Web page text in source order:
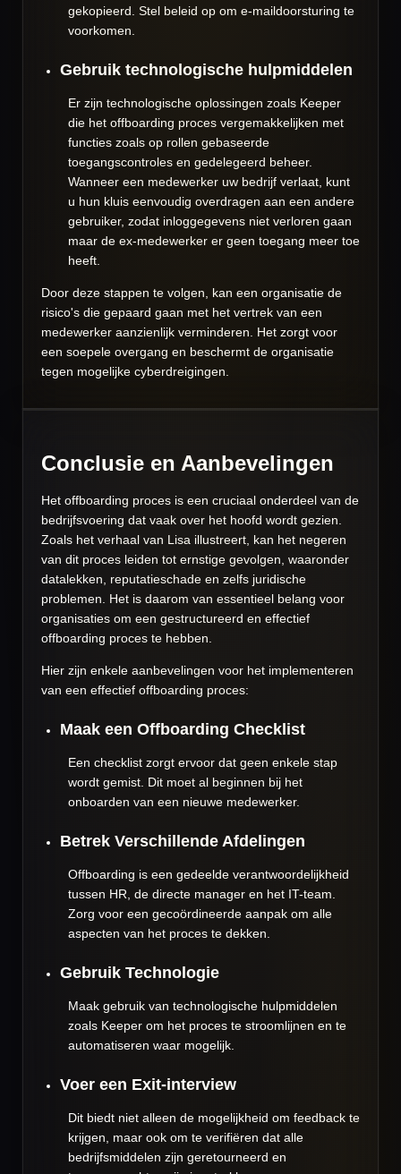
gekopieerd. Stel beleid op om e-maildoorsturing te
voorkomen.
Gebruik technologische hulpmiddelen
Er zijn technologische oplossingen zoals Keeper
die het offboarding proces vergemakkelijken met
functies zoals op rollen gebaseerde
toegangscontroles en gedelegeerd beheer.
Wanneer een medewerker uw bedrijf verlaat, kunt
u hun kluis eenvoudig overdragen aan een andere
gebruiker, zodat inloggegevens niet verloren gaan
maar de ex-medewerker er geen toegang meer toe
heeft.
Door deze stappen te volgen, kan een organisatie de
risico's die gepaard gaan met het vertrek van een
medewerker aanzienlijk verminderen. Het zorgt voor
een soepele overgang en beschermt de organisatie
tegen mogelijke cyberdreigingen.
Conclusie en Aanbevelingen
Het offboarding proces is een cruciaal onderdeel van de
bedrijfsvoering dat vaak over het hoofd wordt gezien.
Zoals het verhaal van Lisa illustreert, kan het negeren
van dit proces leiden tot ernstige gevolgen, waaronder
datalekken, reputatieschade en zelfs juridische
problemen. Het is daarom van essentieel belang voor
organisaties om een gestructureerd en effectief
offboarding proces te hebben.
Hier zijn enkele aanbevelingen voor het implementeren
van een effectief offboarding proces:
Maak een Offboarding Checklist
Een checklist zorgt ervoor dat geen enkele stap
wordt gemist. Dit moet al beginnen bij het
onboarden van een nieuwe medewerker.
Betrek Verschillende Afdelingen
Offboarding is een gedeelde verantwoordelijkheid
tussen HR, de directe manager en het IT-team.
Zorg voor een gecoördineerde aanpak om alle
aspecten van het proces te dekken.
Gebruik Technologie
Maak gebruik van technologische hulpmiddelen
zoals Keeper om het proces te stroomlijnen en te
automatiseren waar mogelijk.
Voer een Exit-interview
Dit biedt niet alleen de mogelijkheid om feedback te
krijgen, maar ook om te verifiëren dat alle
bedrijfsmiddelen zijn geretourneerd en